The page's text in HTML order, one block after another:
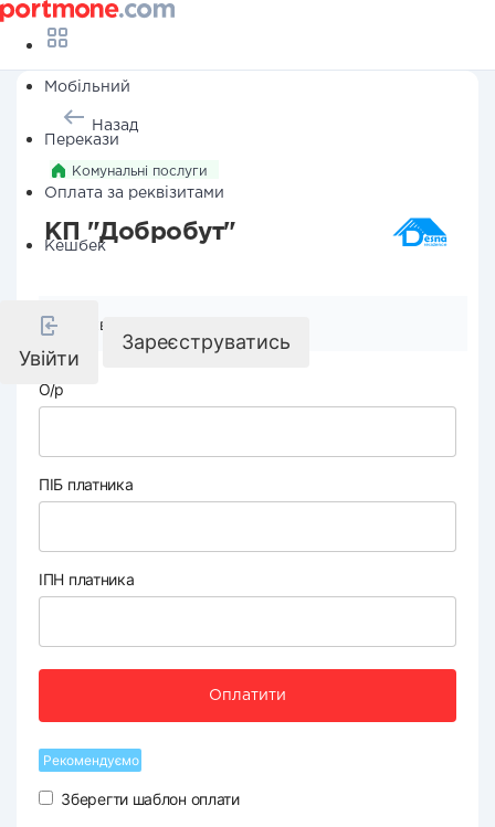
Мобільний
Перекази
Оплата за реквізитами
Кешбек
Увійти
Зареєструватись
Назад
Комунальні послуги
КП "Добробут"
Реквізити компанії
О/р
ПІБ платника
ІПН платника
Оплатити
Рекомендуємо
Зберегти шаблон оплати